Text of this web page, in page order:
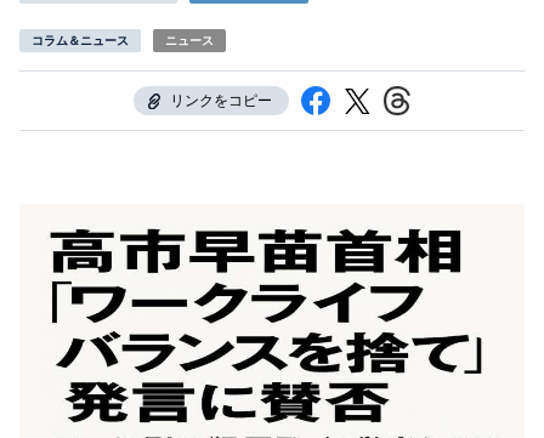
コラム＆ニュース ニュース
リンクをコピー